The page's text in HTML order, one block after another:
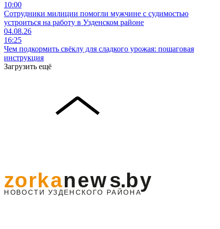
10:00
Сотрудники милиции помогли мужчине с судимостью
устроиться на работу в Узденском районе
04.08.26
16:25
Чем подкормить свёклу для сладкого урожая: пошаговая
инструкция
Загрузить ещё